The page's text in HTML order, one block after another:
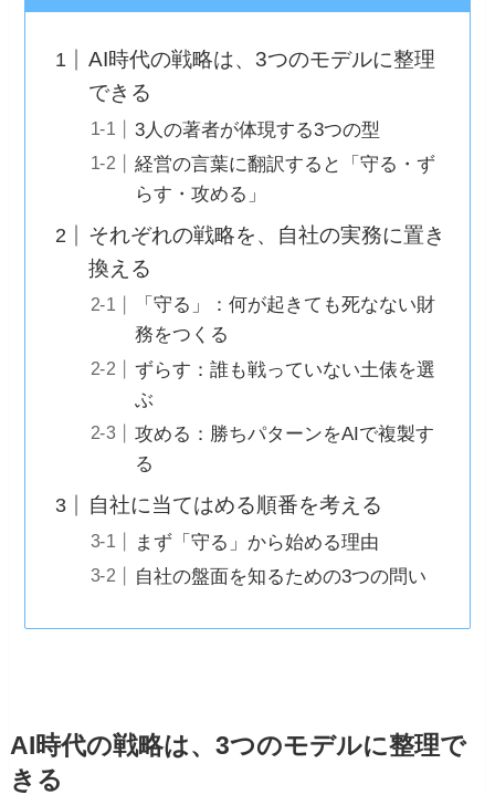
AI時代の戦略は、3つのモデルに整理
できる
3人の著者が体現する3つの型
経営の言葉に翻訳すると「守る・ず
らす・攻める」
それぞれの戦略を、自社の実務に置き
換える
「守る」：何が起きても死なない財
務をつくる
ずらす：誰も戦っていない土俵を選
ぶ
攻める：勝ちパターンをAIで複製す
る
自社に当てはめる順番を考える
まず「守る」から始める理由
自社の盤面を知るための3つの問い
AI時代の戦略は、3つのモデルに整理で
きる